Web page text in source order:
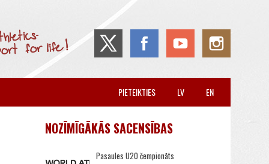
EN
LV
PIETEIKTIES
NOZĪMĪGĀKĀS SACENSĪBAS
Pasaules U20 čempionāts